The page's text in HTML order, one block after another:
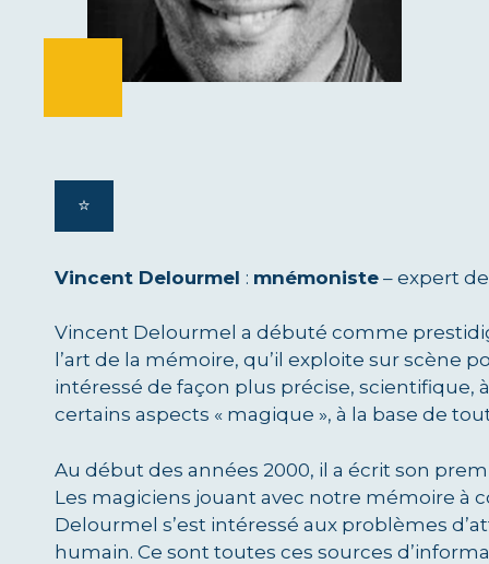
⭐️
Vincent Delourmel : mnémoniste – expert
Vincent Delourmel a débuté comme
l’art de la mémoire, qu’il exploite sur scène
intéressé de façon plus précise,
certains aspects « magique », à la base de
Au début des années 2000, il a écrit son
Les magiciens jouant avec notre mémoire à
Delourmel s’est intéressé aux problèmes
humain. Ce sont toutes ces sources